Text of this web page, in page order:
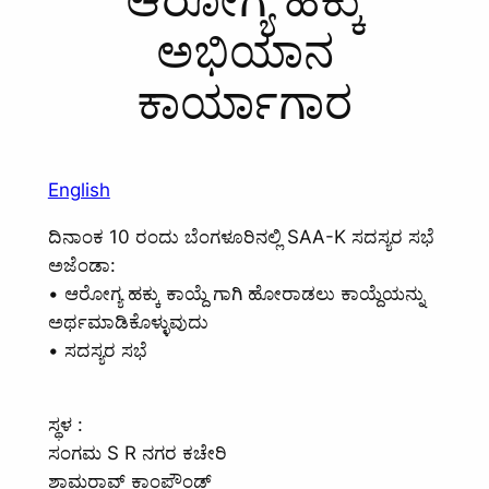
ಅಭಿಯಾನ
ಕಾರ್ಯಾಗಾರ
English
ದಿನಾಂಕ 10 ರಂದು ಬೆಂಗಳೂರಿನಲ್ಲಿ SAA-K ಸದಸ್ಯರ ಸಭೆ
ಅಜೆಂಡಾ:
• ಆರೋಗ್ಯ ಹಕ್ಕು ಕಾಯ್ದೆ ಗಾಗಿ ಹೋರಾಡಲು ಕಾಯ್ದೆಯನ್ನು
ಅರ್ಥಮಾಡಿಕೊಳ್ಳುವುದು
• ಸದಸ್ಯರ ಸಭೆ
ಸ್ಥಳ :
ಸಂಗಮ S R ನಗರ ಕಚೇರಿ
ಶಾಮರಾವ್ ಕಾಂಪೌಂಡ್